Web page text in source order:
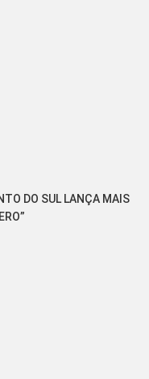
DO SUL LANÇA MAIS